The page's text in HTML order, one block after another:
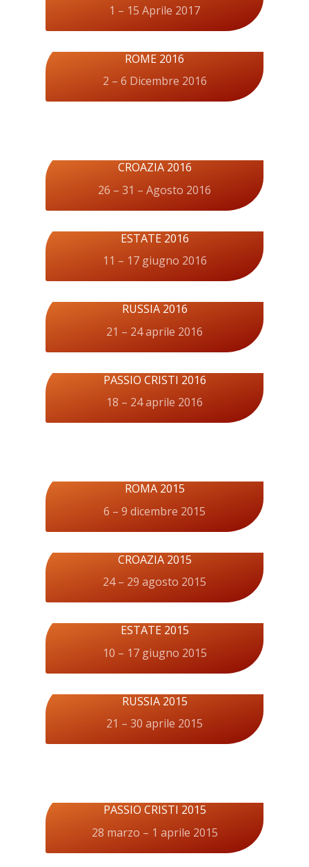
1 – 15 Aprile 2017
ROME 2016
2 – 6 Dicembre 2016
CROAZIA 2016
26 – 31 – Agosto 2016
ESTATE 2016
11 – 17 giugno 2016
RUSSIA 2016
21 – 24 aprile 2016
PASSIO CRISTI 2016
18 – 24 aprile 2016
ROMA 2015
6 – 9 dicembre 2015
CROAZIA 2015
24 – 29 agosto 2015
ESTATE 2015
10 – 17 giugno 2015
RUSSIA 2015
21 – 30 aprile 2015
PASSIO CRISTI 2015
28 marzo – 1 aprile 2015